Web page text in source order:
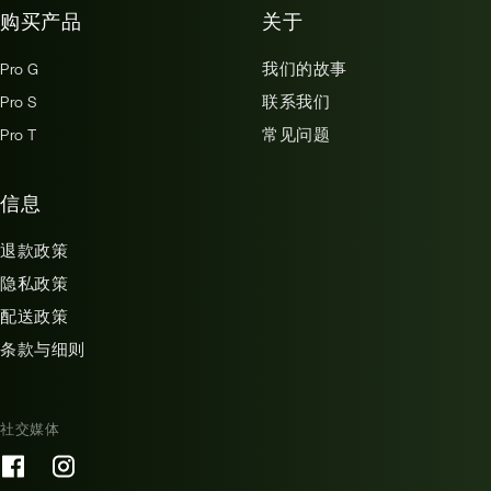
购买产品
Pro G
Pro S
Pro T
关于
我们的故事
联系我们
常见问题
信息
退款政策
隐私政策
配送政策
条款与细则
社交媒体